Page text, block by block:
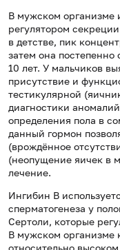
В мужском организме
регулятором
в детстве, пик
затем она
10 лет. У мальчиков
присутствие и
тестикулярной
диагностики
определения пола в
данный гормон
(врождённое
(неопущение яичек в
лечение.
Ингибин В
сперматогенеза у
Сертоли, которые
В мужском организме